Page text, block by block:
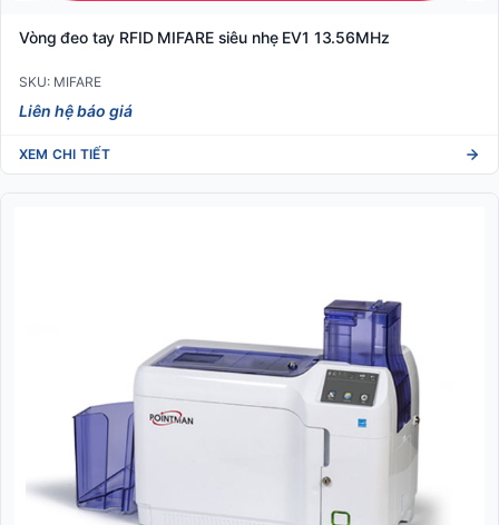
Vòng đeo tay RFID MIFARE siêu nhẹ EV1 13.56MHz
SKU: MIFARE
Liên hệ báo giá
XEM CHI TIẾT